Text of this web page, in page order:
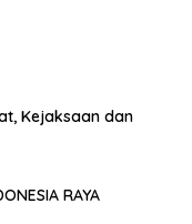
Kejaksaan dan
RAYA